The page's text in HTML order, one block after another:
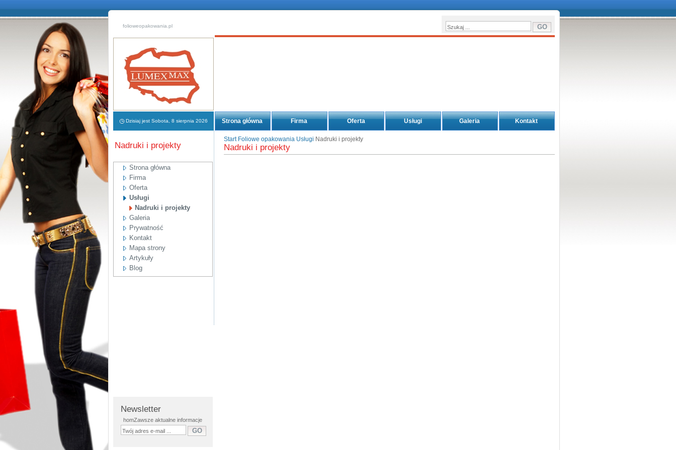
folioweopakowania.pl
Dzisiaj jest Sobota, 8 sierpnia 2026 Strona główna Firma Oferta Usługi Galeria Kontakt
Nadruki i projekty
Strona główna
Firma
Oferta
Usługi
Nadruki i projekty
Galeria
Prywatność
Kontakt
Mapa strony
Artykuły
Blog
Newsletter
homZawsze aktualne informacje
Start Foliowe opakowania Usługi Nadruki i projekty
Nadruki i projekty